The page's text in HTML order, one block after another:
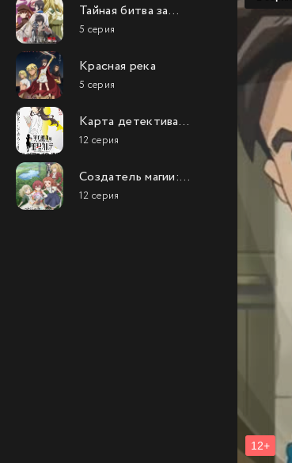
свободное время,
чтобы стать
Тайная битва за
престол
сильнейшего
5 серия
Красная река
5 серия
Карта детектива
Такао Амэку
12 серия
Создатель магии:
Как создать
волшебство в
12 серия